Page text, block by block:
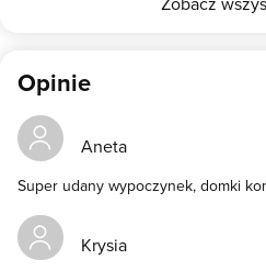
Opinie
Aneta
Super udany wypoczynek, domki
Krysia